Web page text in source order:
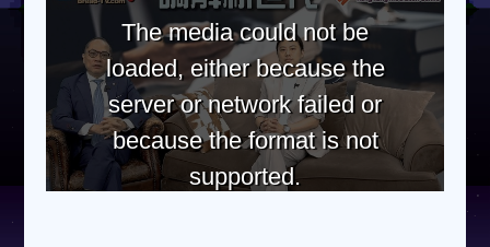
The media could not be
loaded, either because the
server or network failed or
because the format is not
supported.